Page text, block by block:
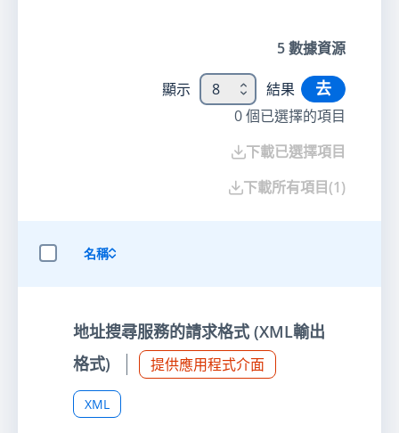
5數據資源
顯示 8 結果 去
0個已選擇的項目
下載已選擇項目
下載所有項目 (1)
名稱
地址搜尋服務的請求格式 (XML輸出
格式)
提供應用程式介面
XML